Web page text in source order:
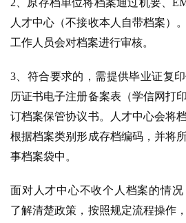
2、原存档单位将档案通过机要、
人才中心（不接收本人自带档案）
工作人员会对档案进行审核。
3、符合要求的，需提供毕业证复
历证书电子注册备案表（学信网打
订档案保管协议书。人才中心会将
根据档案类别形成存档编码，并将
事档案袋中。
面对人才中心不收个人档案的情况
了解清楚政策，按照规定流程操作